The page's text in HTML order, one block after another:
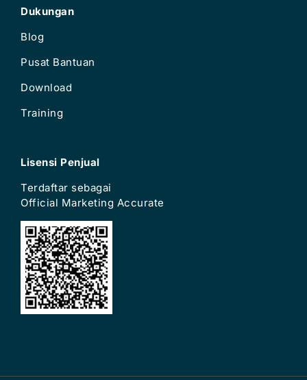
Dukungan
Blog
Pusat Bantuan
Download
Training
Lisensi Penjual
Terdaftar sebagai
Official Marketing Accurate